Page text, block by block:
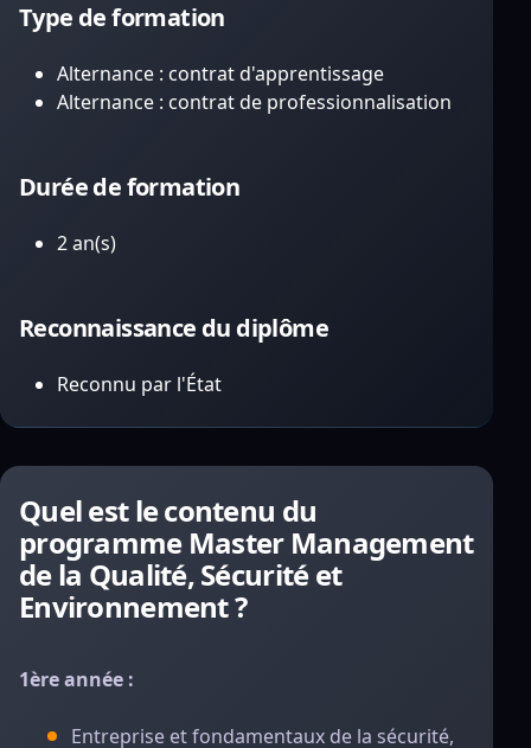
Type de formation
Alternance : contrat d'apprentissage
Alternance : contrat de professionnalisation
Durée de formation
2 an(s)
Reconnaissance du diplôme
Reconnu par l'État
Quel est le contenu du
programme Master Management
de la Qualité, Sécurité et
Environnement ?
1ère année :
Entreprise et fondamentaux de la sécurité,